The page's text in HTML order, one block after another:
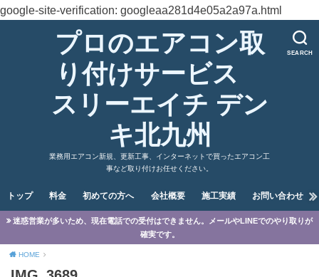
google-site-verification: googleaa281d4e05a2a97a.html
SEARCH
プロのエアコン取
り付けサービス
スリーエイチ デン
キ北九州
業務用エアコン新規、更新工事、インターネットで買ったエアコン工
事など取り付けお任せください。
トップ 料金 初めての方へ 会社概要 施工実績 お問い合わせ
迷惑営業が多いため、現在電話での受付はできません。メールやLINEでのやり取りが
確実です。
HOME